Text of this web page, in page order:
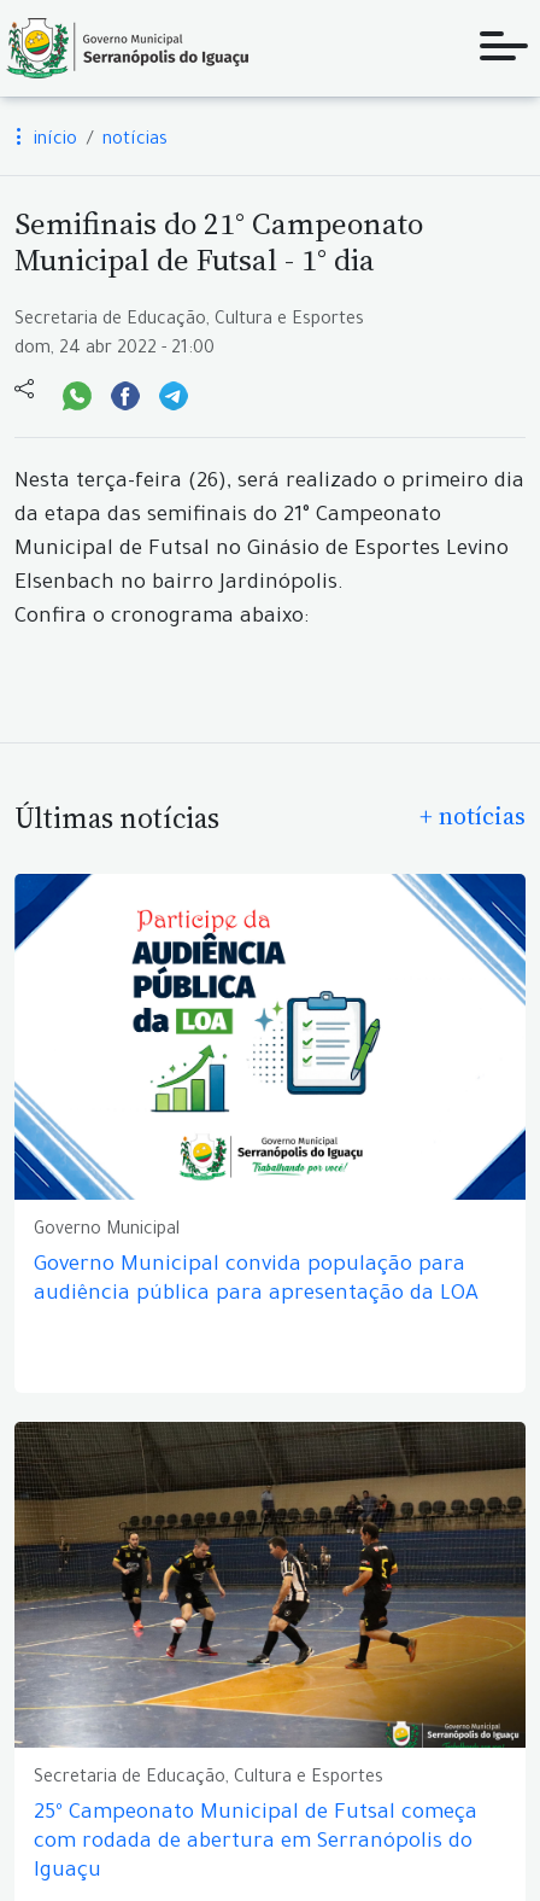
início notícias
Semifinais do 21° Campeonato
Municipal de Futsal - 1° dia
Secretaria de Educação, Cultura e Esportes
dom, 24 abr 2022 - 21:00
Nesta terça-feira (26), será realizado o primeiro dia
da etapa das semifinais do 21° Campeonato
Municipal de Futsal no Ginásio de Esportes Levino
Elsenbach no bairro Jardinópolis.
Confira o cronograma abaixo:
Últimas notícias + notícias
Governo Municipal
Governo Municipal convida população para
audiência pública para apresentação da LOA
Secretaria de Educação, Cultura e Esportes
25º Campeonato Municipal de Futsal começa
com rodada de abertura em Serranópolis do
Iguaçu